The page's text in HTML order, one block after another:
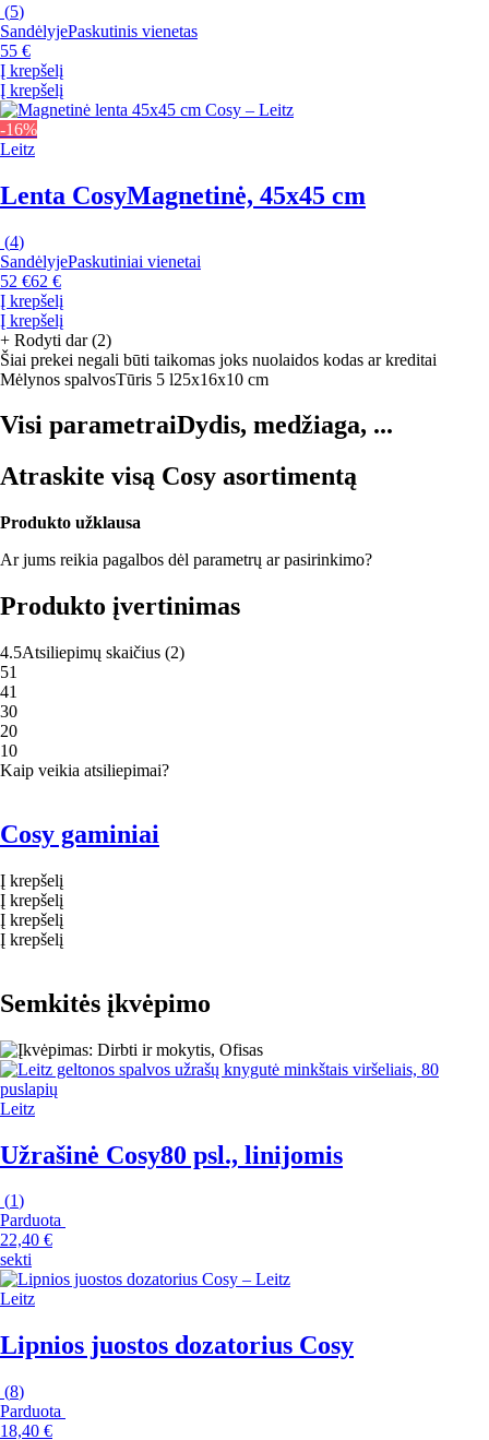
(5)
SandėlyjePaskutinis vienetas
55 €
Į krepšelį
Į krepšelį
-16%
Leitz
Lenta CosyMagnetinė, 45x45 cm
(4)
SandėlyjePaskutiniai vienetai
52 €62 €
Į krepšelį
Į krepšelį
+ Rodyti dar (2)
Šiai prekei negali būti taikomas joks nuolaidos kodas ar kreditai
Mėlynos spalvosTūris 5 l25x16x10 cm
Visi parametraiDydis, medžiaga, ...
Atraskite visą Cosy asortimentą
Produkto užklausa
Ar jums reikia pagalbos dėl parametrų ar pasirinkimo?
Produkto įvertinimas
4.5Atsiliepimų skaičius (2)
51
41
30
20
10
Kaip veikia atsiliepimai?
Cosy gaminiai
Į krepšelį
Į krepšelį
Į krepšelį
Į krepšelį
Semkitės įkvėpimo
Leitz
Užrašinė Cosy80 psl., linijomis
(1)
Parduota
22,40 €
sekti
Leitz
Lipnios juostos dozatorius Cosy
(8)
Parduota
18,40 €